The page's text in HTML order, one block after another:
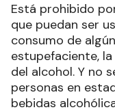
Está prohibido
que puedan ser
consumo de
estupefaciente,
del alcohol. Y no
personas en
bebidas